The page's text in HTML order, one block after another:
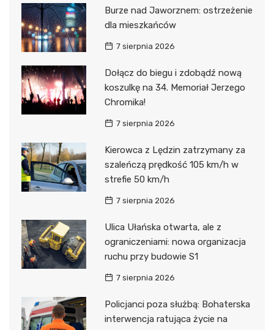
Burze nad Jaworznem: ostrzeżenie
dla mieszkańców
7 sierpnia 2026
Dołącz do biegu i zdobądź nową
koszulkę na 34. Memoriał Jerzego
Chromika!
7 sierpnia 2026
Kierowca z Lędzin zatrzymany za
szaleńczą prędkość 105 km/h w
strefie 50 km/h
7 sierpnia 2026
Ulica Ułańska otwarta, ale z
ograniczeniami: nowa organizacja
ruchu przy budowie S1
7 sierpnia 2026
Policjanci poza służbą: Bohaterska
interwencja ratująca życie na